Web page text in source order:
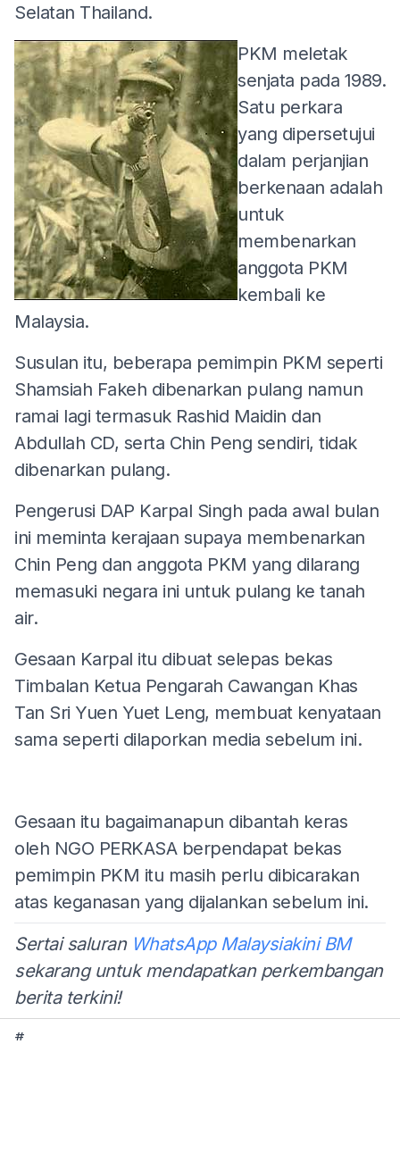
Selatan Thailand.
PKM meletak
senjata pada 1989.
Satu perkara
yang dipersetujui
dalam perjanjian
berkenaan adalah
untuk
membenarkan
anggota PKM
kembali ke
Malaysia.
Susulan itu, beberapa pemimpin PKM seperti
Shamsiah Fakeh dibenarkan pulang namun
ramai lagi termasuk Rashid Maidin dan
Abdullah CD, serta Chin Peng sendiri, tidak
dibenarkan pulang.
Pengerusi DAP Karpal Singh pada awal bulan
ini meminta kerajaan supaya membenarkan
Chin Peng dan anggota PKM yang dilarang
memasuki negara ini untuk pulang ke tanah
air.
Gesaan Karpal itu dibuat selepas bekas
Timbalan Ketua Pengarah Cawangan Khas
Tan Sri Yuen Yuet Leng, membuat kenyataan
sama seperti dilaporkan media sebelum ini.
Gesaan itu bagaimanapun dibantah keras
oleh NGO PERKASA berpendapat bekas
pemimpin PKM itu masih perlu dibicarakan
atas keganasan yang dijalankan sebelum ini.
Sertai saluran WhatsApp Malaysiakini BM
sekarang untuk mendapatkan perkembangan
berita terkini!
#